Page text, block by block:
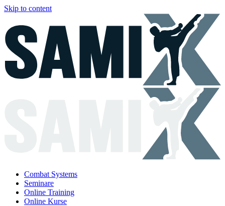
Skip to content
Combat Systems
Seminare
Online Training
Online Kurse